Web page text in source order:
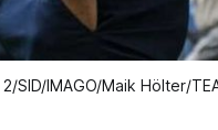
SID/IMAGO/Maik Hölter/